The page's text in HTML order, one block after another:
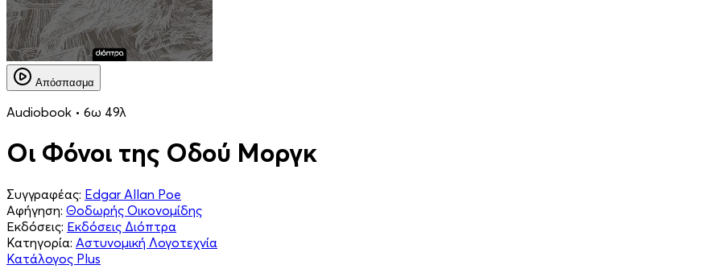
Απόσπασμα
Audiobook • 6ω 49λ
Οι Φόνοι της Οδού Μοργκ
Συγγραφέας: Edgar Allan Poe
Αφήγηση: Θοδωρής Οικονομίδης
Εκδόσεις: Εκδόσεις Διόπτρα
Κατηγορία: Αστυνομική Λογοτεχνία
Κατάλογος Plus